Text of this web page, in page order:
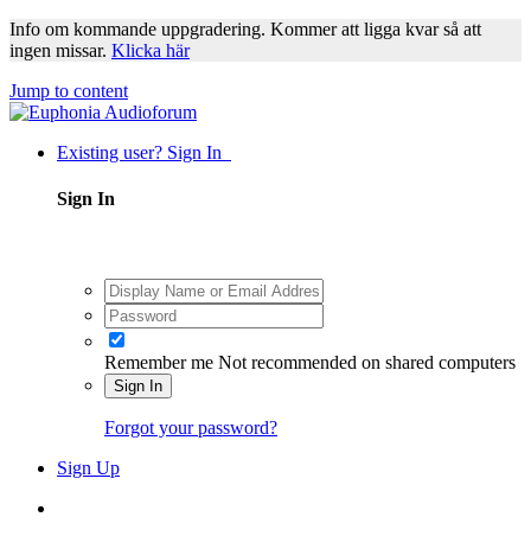
Info om kommande uppgradering. Kommer att ligga kvar så att
ingen missar. Klicka här
Jump to content
Existing user? Sign In
Sign In
Remember me Not recommended on shared computers
Sign In
Forgot your password?
Sign Up